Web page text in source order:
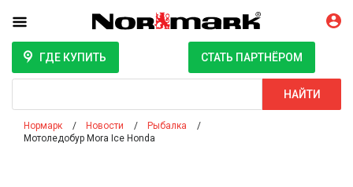
ГДЕ КУПИТЬ СТАТЬ ПАРТНЁРОМ
НАЙТИ
Нормарк Новости
Рыбалка
Мотоледобур Mora Ice Honda